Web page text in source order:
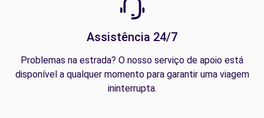
Assistência 24/7
Problemas na estrada? O nosso serviço de apoio está
disponível a qualquer momento para garantir uma viagem
ininterrupta.